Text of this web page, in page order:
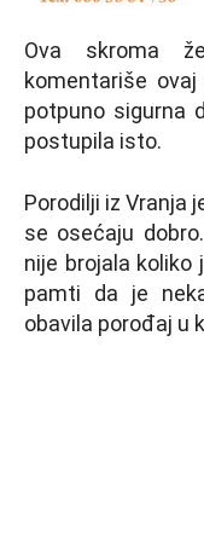
Ova skroma
komentariše
potpuno sigurna
postupila isto.
Porodilji iz Vranja
se osećaju
nije brojala koliko
pamti da je
obavila porođaj u